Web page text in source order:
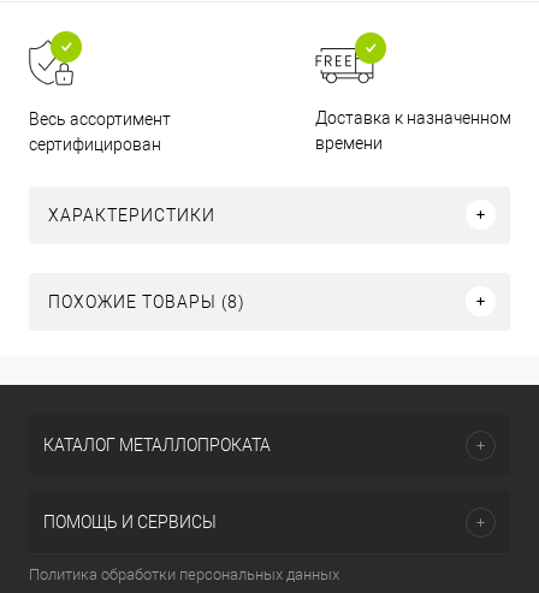
Весь ассортимент
сертифицирован
Доставка к назначенному
времени
ХАРАКТЕРИСТИКИ
ПОХОЖИЕ ТОВАРЫ (8)
КАТАЛОГ МЕТАЛЛОПРОКАТА
ПОМОЩЬ И СЕРВИСЫ
Политика обработки персональных данных